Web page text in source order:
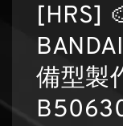
[HRS]
備型製